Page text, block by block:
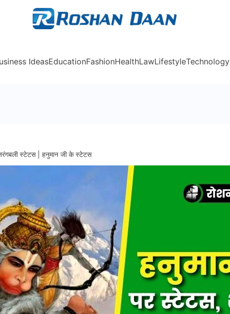
IdeasEducationFashionHealthLawLifestyleTechnology
स्टेटस | हनुमान जी के स्टेटस